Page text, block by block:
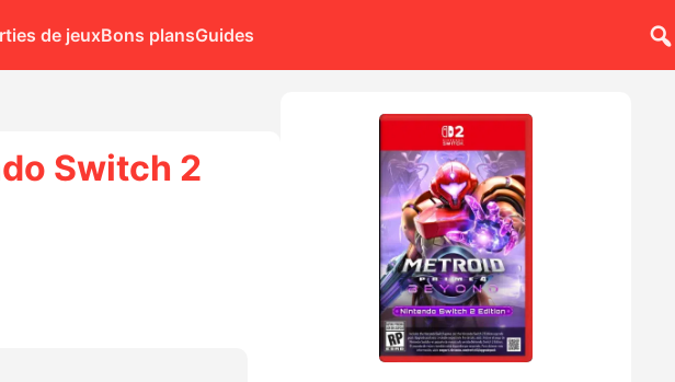
de jeuxBons plansGuides
Switch 2